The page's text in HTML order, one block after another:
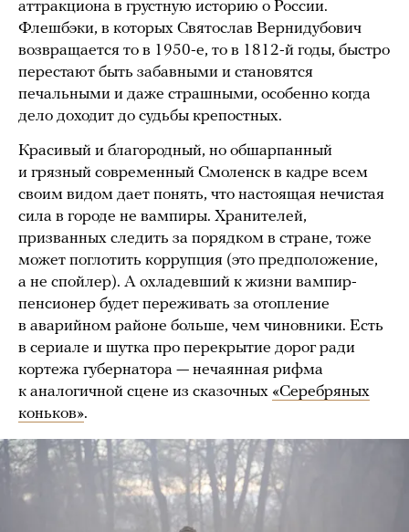
аттракциона в грустную историю о России.
Флешбэки, в которых Святослав Вернидубович
возвращается то в 1950-е, то в 1812-й годы, быстро
перестают быть забавными и становятся
печальными и даже страшными, особенно когда
дело доходит до судьбы крепостных.
Красивый и благородный, но обшарпанный
и грязный современный Смоленск в кадре всем
своим видом дает понять, что настоящая нечистая
сила в городе не вампиры. Хранителей,
призванных следить за порядком в стране, тоже
может поглотить коррупция (это предположение,
а не спойлер). А охладевший к жизни вампир-
пенсионер будет переживать за отопление
в аварийном районе больше, чем чиновники. Есть
в сериале и шутка про перекрытие дорог ради
кортежа губернатора — нечаянная рифма
к аналогичной сцене из сказочных «Серебряных
коньков».